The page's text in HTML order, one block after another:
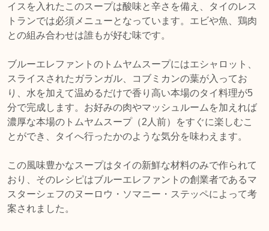
イスを入れたこのスープは酸味と辛さを備え、タイのレス
トランでは必須メニューとなっています。エビや魚、鶏肉
との組み合わせは誰もが好む味です。
ブルーエレファントのトムヤムスープにはエシャロット、
スライスされたガランガル、コブミカンの葉が入ってお
り、水を加えて温めるだけで香り高い本場のタイ料理が5
分で完成します。お好みの肉やマッシュルームを加えれば
濃厚な本場のトムヤムスープ（2人前）をすぐに楽しむこ
とができ、タイへ行ったかのような気分を味わえます。
この風味豊かなスープはタイの新鮮な材料のみで作られて
おり、そのレシピはブルーエレファントの創業者であるマ
スターシェフのヌーロウ・ソマニー・ステッペによって考
案されました。